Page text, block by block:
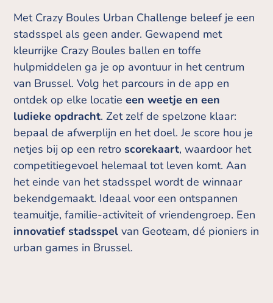
Met Crazy Boules Urban Challenge beleef je een
stadsspel als geen ander. Gewapend met
kleurrijke Crazy Boules ballen en toffe
hulpmiddelen ga je op avontuur in het centrum
van Brussel. Volg het parcours in de app en
ontdek op elke locatieeen weetje en een
ludieke opdracht. Zet zelf de spelzone klaar:
bepaal de afwerplijn en het doel. Je score hou je
netjes bij op een retroscorekaart, waardoor het
competitiegevoel helemaal tot leven komt. Aan
het einde van het stadsspel wordt de winnaar
bekendgemaakt. Ideaal voor een ontspannen
teamuitje, familie-activiteit of vriendengroep. Een
innovatief stadsspel van Geoteam, dé pioniers in
urban games in Brussel.